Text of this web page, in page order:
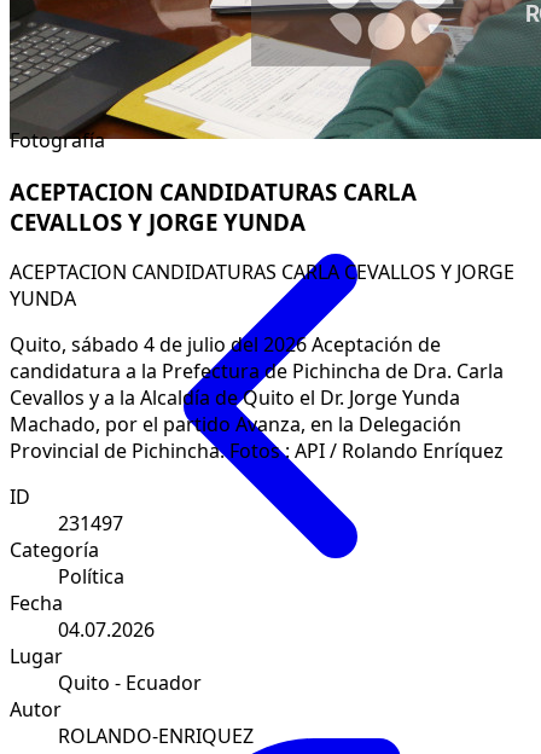
Fotografía
ACEPTACION CANDIDATURAS CARLA
CEVALLOS Y JORGE YUNDA
ACEPTACION CANDIDATURAS CARLA CEVALLOS Y JORGE
YUNDA
Quito, sábado 4 de julio del 2026 Aceptación de
candidatura a la Prefectura de Pichincha de Dra. Carla
Cevallos y a la Alcaldía de Quito el Dr. Jorge Yunda
Machado, por el partido Avanza, en la Delegación
Provincial de Pichincha. Fotos : API / Rolando Enríquez
ID
231497
Categoría
Política
Fecha
04.07.2026
Lugar
Quito - Ecuador
Autor
ROLANDO-ENRIQUEZ